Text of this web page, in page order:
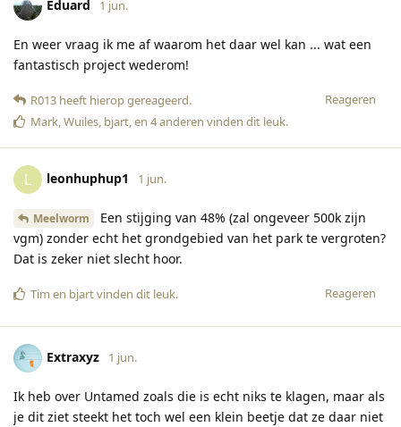
Eduard 1 jun.
En weer vraag ik me af waarom het daar wel kan ... wat een
fantastisch project wederom!
Reageren
R013 heeft hierop gereageerd.
Mark,Wuiles, bjart, en 4anderen vinden dit leuk.
L leonhuphup1 1 jun.
Meelworm
Een stijging van 48% (zal ongeveer 500k zijn
vgm) zonder echt het grondgebied van het park te vergroten?
Dat is zeker niet slecht hoor.
Reageren
Tim en bjartvinden dit leuk.
Extraxyz 1 jun.
Ik heb over Untamed zoals die is echt niks te klagen, maar als
je dit ziet steekt het toch wel een klein beetje dat ze daar niet